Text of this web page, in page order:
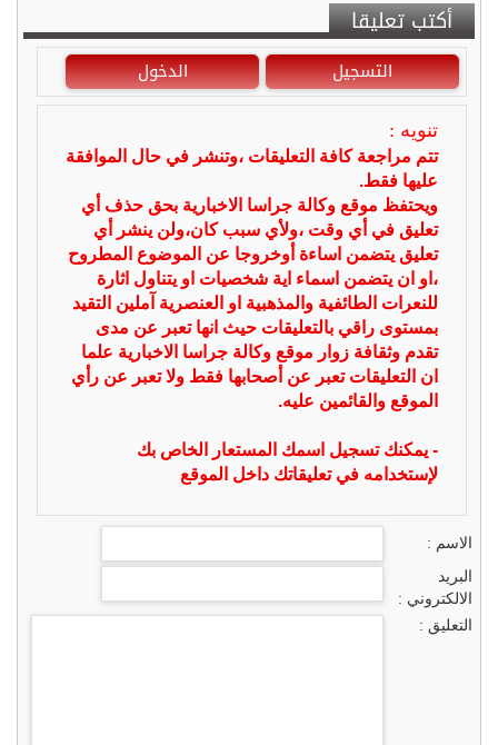
أكتب تعليقا
التسجيل الدخول
تنويه :
تتم مراجعة كافة التعليقات ،وتنشر في حال الموافقة
عليها فقط.
ويحتفظ موقع وكالة جراسا الاخبارية بحق حذف أي
تعليق في أي وقت ،ولأي سبب كان،ولن ينشر أي
تعليق يتضمن اساءة أوخروجا عن الموضوع المطروح
،او ان يتضمن اسماء اية شخصيات او يتناول اثارة
للنعرات الطائفية والمذهبية او العنصرية آملين التقيد
بمستوى راقي بالتعليقات حيث انها تعبر عن مدى
تقدم وثقافة زوار موقع وكالة جراسا الاخبارية علما
ان التعليقات تعبر عن أصحابها فقط ولا تعبر عن رأي
الموقع والقائمين عليه.
- يمكنك تسجيل اسمك المستعار الخاص بك
لإستخدامه في تعليقاتك داخل الموقع
الاسم :
البريد
الالكتروني :
التعليق :